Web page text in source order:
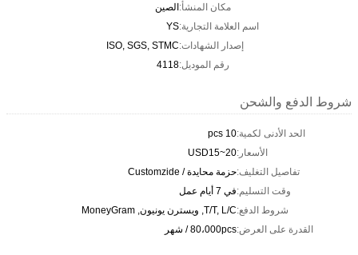
مكان المنشأ:الصين
اسم العلامة التجارية:YS
إصدار الشهادات:ISO, SGS, STMC
رقم الموديل:4118
شروط الدفع والشحن
الحد الأدنى لكمية:10 pcs
الأسعار:USD15~20
تفاصيل التغليف:حزمة محايدة / Customzide
وقت التسليم:في 7 أيام عمل
شروط الدفع:T/T, L/C, ويسترن يونيون, MoneyGram
القدرة على العرض:80،000pcs / شهر